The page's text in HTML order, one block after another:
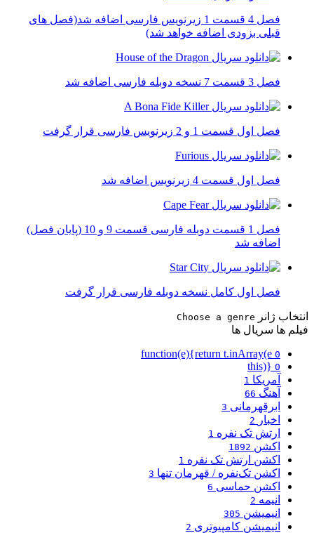
فصل 4 قسمت 1 زیرنویس فارسی اضافه شد(فصل های
قبلی بزودی اضافه خواهد شد)
فصل 3 قسمت 7 نسخه دوبله فارسی اضافه شد
فصل اول قسمت 1 و 2 زیرنویس فارسی قرار گرفت
فصل اول قسمت 4 زیرنویس اضافه شد
فصل 1 قسمت دوبله فارسی قسمت 9 و 10 (پایان فصل)
اضافه شد
فصل اول کامل نسخه دوبله فارسی قرار گرفت
انتخاب ژانر Choose a genre
فیلم ها سریال ها
function(e){return t.inArray(e 0
this)} 0
آمریکا 1
آهنگ 66
ابرقهرمانی 3
اخبار 2
ارتش تک نفره 1
اکشن 1892
اکشن ارتش تک نفره 1
اکشن تک‌نفره / قهرمان تنها 3
اکشن حماسی 6
انیمه 2
انیمیشن 305
انیمیشن کامپیوتری 2